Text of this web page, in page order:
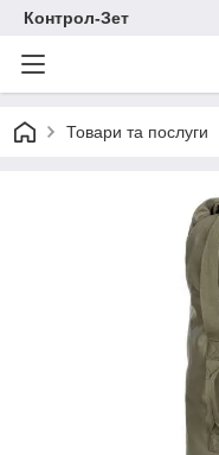
Контрол-Зет
Товари та послуги